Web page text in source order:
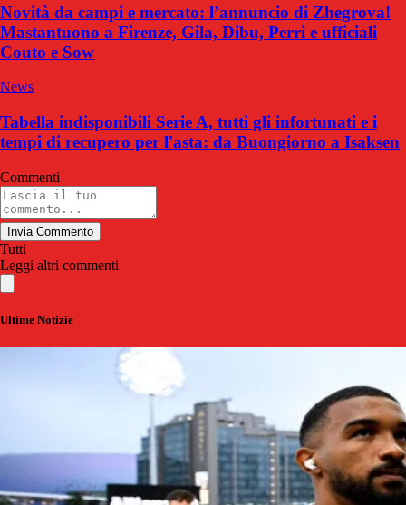
Novità da campi e mercato: l’annuncio di Zhegrova!
Mastantuono a Firenze, Gila, Dibu, Perri e ufficiali
Couto e Sow
News
Tabella indisponibili Serie A, tutti gli infortunati e i
tempi di recupero per l'asta: da Buongiorno a Isaksen
Commenti
Invia Commento
Tutti
Leggi altri commenti
Ultime Notizie